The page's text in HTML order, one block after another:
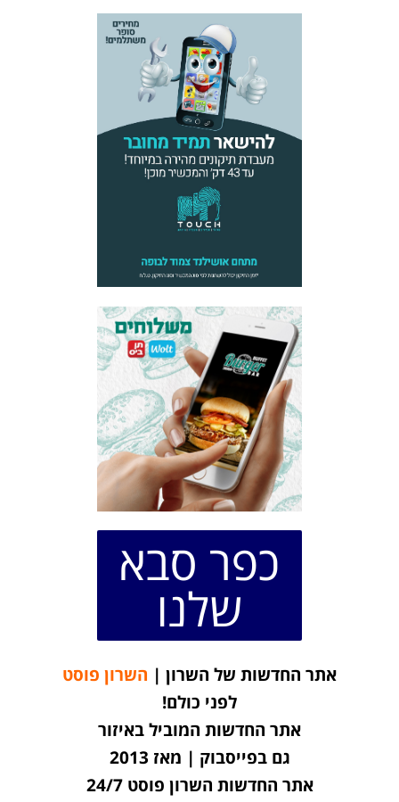
כפר סבא
שלנו
אתר החדשות של השרון | השרון פוסט
לפני כולם!
אתר החדשות המוביל באיזור
גם בפייסבוק | מאז 2013
אתר החדשות השרון פוסט 24/7